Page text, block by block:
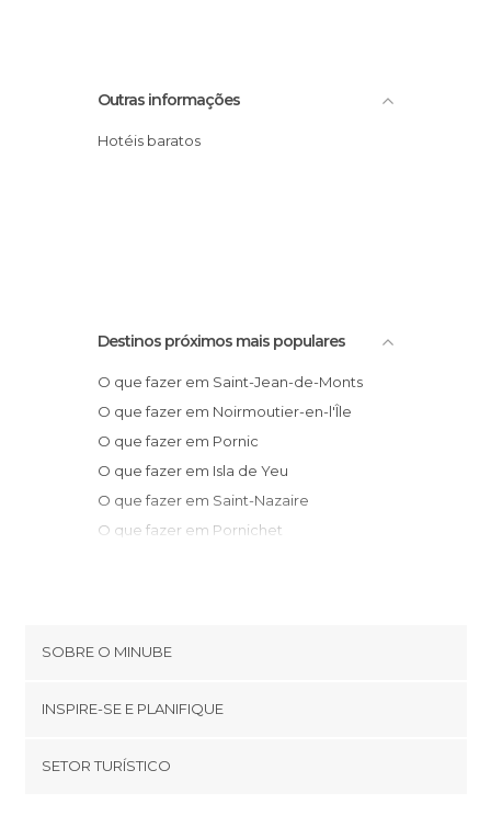
Outras informações
Hotéis baratos
Destinos próximos mais populares
O que fazer em Saint-Jean-de-Monts
O que fazer em Noirmoutier-en-l'Île
O que fazer em Pornic
O que fazer em Isla de Yeu
O que fazer em Saint-Nazaire
O que fazer em Pornichet
O que fazer em Les Sables d'Olonne
O que fazer em Guérande
O que fazer em La Chapelle-sur-Erdre
SOBRE O MINUBE
Términos e Condições
INSPIRE-SE E PLANIFIQUE
footer@item_discovertips_anchor
SETOR TURÍSTICO